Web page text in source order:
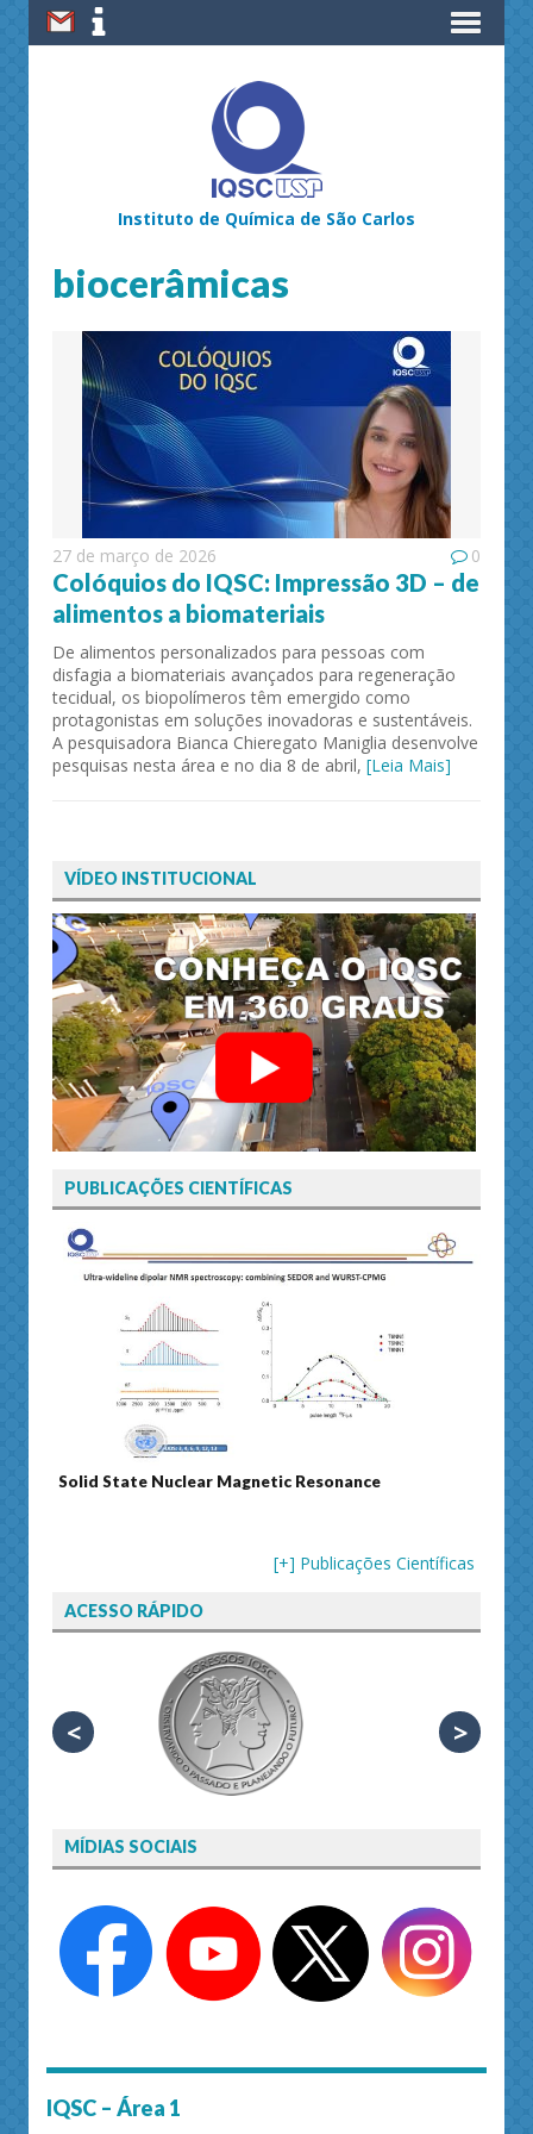
Instituto de Química de São Carlos
biocerâmicas
27 de março de 2026 0
Colóquios do IQSC: Impressão 3D – de
alimentos a biomateriais
De alimentos personalizados para pessoas com
disfagia a biomateriais avançados para regeneração
tecidual, os biopolímeros têm emergido como
protagonistas em soluções inovadoras e sustentáveis.
A pesquisadora Bianca Chieregato Maniglia desenvolve
pesquisas nesta área e no dia 8 de abril, [Leia Mais]
VÍDEO INSTITUCIONAL
PUBLICAÇÕES CIENTÍFICAS
Solid State Nuclear Magnetic Resonance
[+] Publicações Científicas
ACESSO RÁPIDO
< >
MÍDIAS SOCIAIS
IQSC – Área 1